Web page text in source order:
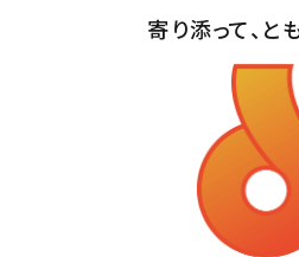
寄り添って、と